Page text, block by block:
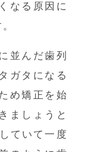
なる原因に
並んだ歯列
ガタになる
め矯正を始
ましょうと
ていて一度